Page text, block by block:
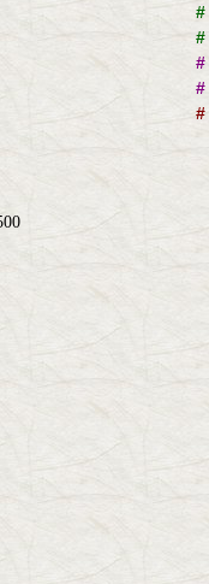
#
#
#
#
#